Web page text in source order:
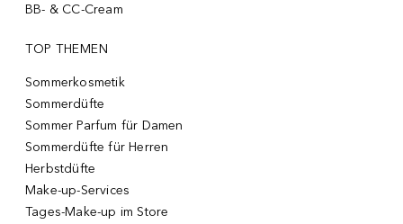
BB- & CC-Cream
TOP THEMEN
Sommerkosmetik
Sommerdüfte
Sommer Parfum für Damen
Sommerdüfte für Herren
Herbstdüfte
Make-up-Services
Tages-Make-up im Store